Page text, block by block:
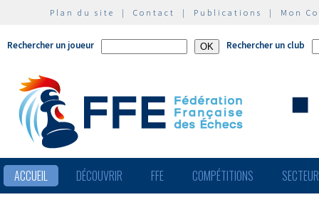
Plan du site | Contact | Publications | Mon
Rechercher un joueur Rechercher un club
ACCUEIL DÉCOUVRIR FFE COMPÉTITIONS